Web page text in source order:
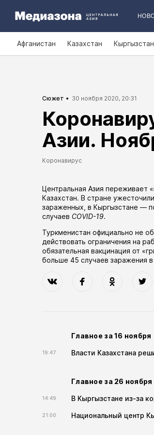
Афганистан Казахстан Кыргызстан
Сюжет 30 ноября 2020, 20:31
Азии.
Коронавирус
Центральная Азия переживает
Казахстан. В стране
зараженных, в Кыргызстане —
случаев COVID-19.
Туркменистан официально не
действовать ограничения на
обязательная вакцинация от
больше 45 случаев заражения в
Главное за 16 ноября
19:47 Власти Казахстана
Главное за 26 ноября
14:49 В Кыргызстане из-за
21:00 Национальный центр